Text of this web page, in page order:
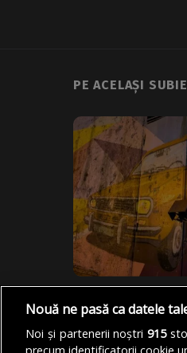
PE ACELAȘI
„Mural”
FOTO: Cosmin
Nouă ne pasă ca datele
Noi și partenerii noștri915